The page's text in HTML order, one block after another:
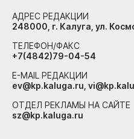
АДРЕС РЕДАКЦИИ
248000, г. Калуга, ул.
ТЕЛЕФОН/ФАКС
+7(4842)79-04-54
E-MAIL РЕДАКЦИИ
ev@kp.kaluga.ru,
ОТДЕЛ РЕКЛАМЫ НА САЙТЕ
sz@kp.kaluga.ru